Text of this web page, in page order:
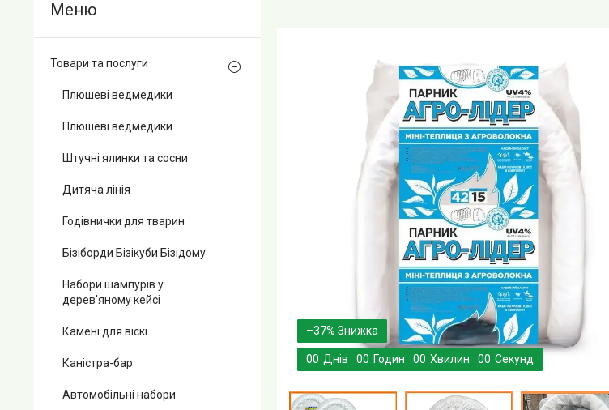
–37%
00 Днів 00 Годин 00 Хвилин 00 Секунд
Товари та послуги
Плюшеві ведмедики
Плюшеві ведмедики
Штучні ялинки та сосни
Дитяча лінія
Годівнички для тварин
Бізіборди Бізікуби Бізідому
Набори шампурів у
дерев'яному кейсі
Камені для віскі
Каністра-бар
Автомобільні набори